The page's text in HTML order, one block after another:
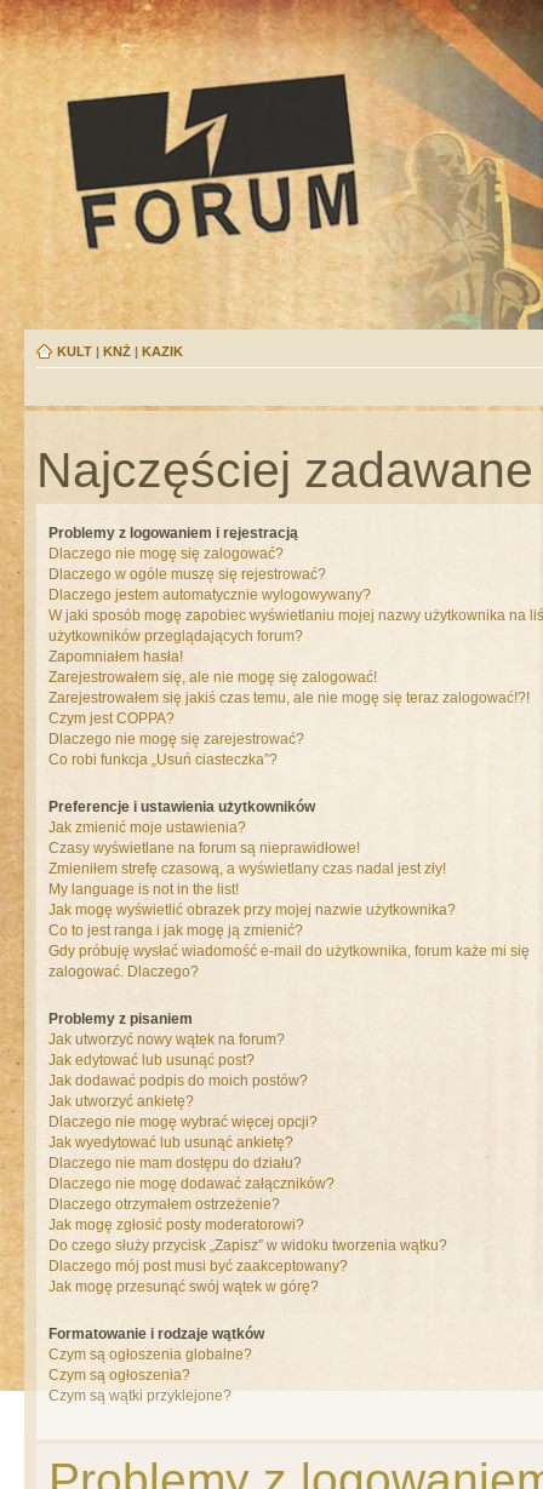
KULT | KNŻ | KAZIK
Najczęściej
Problemy z logowaniem i rejestracją
Dlaczego nie mogę się zalogować?
Dlaczego w ogóle muszę się rejestrować?
Dlaczego jestem automatycznie wylogowywany?
W jaki sposób mogę zapobiec wyświetlaniu mojej nazwy użytkownika na
użytkowników przeglądających forum?
Zapomniałem hasła!
Zarejestrowałem się, ale nie mogę się zalogować!
Zarejestrowałem się jakiś czas temu, ale nie mogę się teraz zalogować!?!
Czym jest COPPA?
Dlaczego nie mogę się zarejestrować?
Co robi funkcja „Usuń ciasteczka”?
Preferencje i ustawienia użytkowników
Jak zmienić moje ustawienia?
Czasy wyświetlane na forum są nieprawidłowe!
Zmieniłem strefę czasową, a wyświetlany czas nadal jest zły!
My language is not in the list!
Jak mogę wyświetlić obrazek przy mojej nazwie użytkownika?
Co to jest ranga i jak mogę ją zmienić?
Gdy próbuję wysłać wiadomość e-mail do użytkownika, forum każe mi się
zalogować. Dlaczego?
Problemy z pisaniem
Jak utworzyć nowy wątek na forum?
Jak edytować lub usunąć post?
Jak dodawać podpis do moich postów?
Jak utworzyć ankietę?
Dlaczego nie mogę wybrać więcej opcji?
Jak wyedytować lub usunąć ankietę?
Dlaczego nie mam dostępu do działu?
Dlaczego nie mogę dodawać załączników?
Dlaczego otrzymałem ostrzeżenie?
Jak mogę zgłosić posty moderatorowi?
Do czego służy przycisk „Zapisz” w widoku tworzenia wątku?
Dlaczego mój post musi być zaakceptowany?
Jak mogę przesunąć swój wątek w górę?
Formatowanie i rodzaje wątków
Czym są ogłoszenia globalne?
Czym są ogłoszenia?
Czym są wątki przyklejone?